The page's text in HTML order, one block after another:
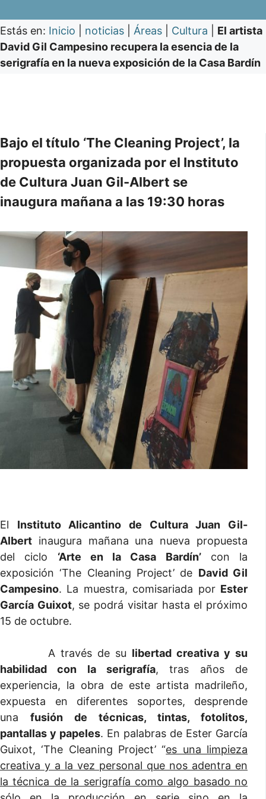
Estás en: Inicio noticias Áreas Cultura
El artista
David Gil Campesino recupera la esencia de la
serigrafía en la nueva exposición de la Casa Bardín
Bajo el título ‘The Cleaning Project’, la
propuesta organizada por el Instituto
de Cultura Juan Gil-Albert se
inaugura mañana a las 19:30 horas
El Instituto Alicantino de Cultura Juan Gil-
Albert inaugura mañana una nueva propuesta
del ciclo ‘Arte en la Casa Bardín’con la
exposición ‘The Cleaning Project’ de David Gil
Campesino. La muestra, comisariada por Ester
García Guixot, se podrá visitar hasta el próximo
15 de octubre.
A través de su libertad creativa y su
habilidad con la serigrafía, tras años de
experiencia, la obra de este artista madrileño,
expuesta en diferentes soportes, desprende
una fusión de técnicas, tintas, fotolitos,
pantallas y papeles. En palabras de Ester García
Guixot, ‘The Cleaning Project’ “es una limpieza
creativa y a la vez personal que nos adentra en
la técnica de la serigrafía como algo basado no